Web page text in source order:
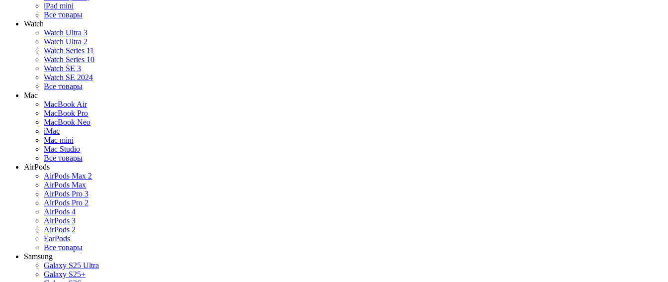
iPad mini
Все товары
Watch
Watch Ultra 3
Watch Ultra 2
Watch Series 11
Watch Series 10
Watch SE 3
Watch SE 2024
Все товары
Mac
MacBook Air
MacBook Pro
MacBook Neo
iMac
Mac mini
Mac Studio
Все товары
AirPods
AirPods Max 2
AirPods Max
AirPods Pro 3
AirPods Pro 2
AirPods 4
AirPods 3
AirPods 2
EarPods
Все товары
Samsung
Galaxy S25 Ultra
Galaxy S25+